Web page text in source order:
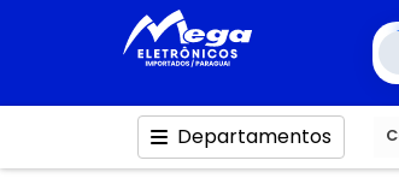
Departamentos